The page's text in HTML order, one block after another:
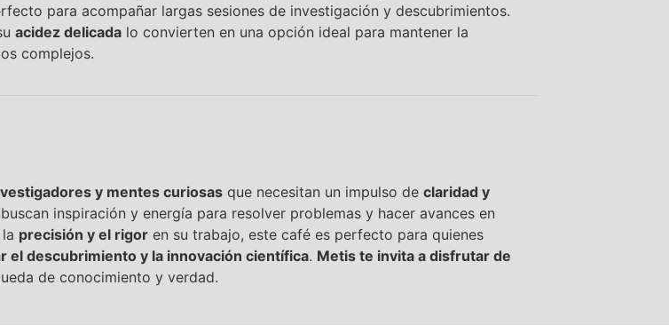
para acompañar largas sesiones de investigación y descubrimientos.
acidez delicadalo convierten en una opción ideal para mantener la
complejos.
y mentes curiosasque necesitan un impulso de claridad y
inspiración y energía para resolver problemas y hacer avances en
precisión y el rigoren su trabajo, este café es perfecto para quienes
el descubrimiento y la innovación científica. Metis te invita a disfrutar de
de conocimiento y verdad.